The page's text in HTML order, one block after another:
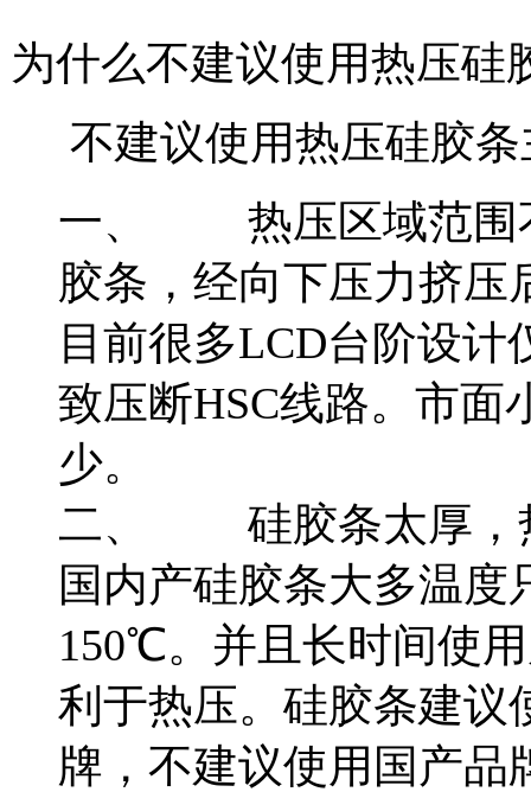
为什么不建议使用热压硅
不建议使用热压硅胶
一、
热压区域范围
胶条，经向下压力挤压
目前很多LCD台阶设计
致压断HSC线路。市面
少。
二、
硅胶条太厚
国内产硅胶条大多温
150℃。并且长时间使
利于热压。硅胶条建议
牌，不建议使用国产品